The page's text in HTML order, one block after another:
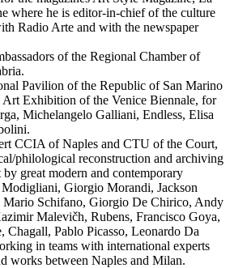
where he is editor-in-chief of the culture
Radio Arte and with the newspaper
of the Regional Chamber of
Pavilion of the Republic of San Marino
Exhibition of the Venice Biennale, for
Michelangelo Galliani, Endless, Elisa
CCIA of Naples and CTU of the Court,
philological reconstruction and archiving
great modern and contemporary
Modigliani, Giorgio Morandi, Jackson
Schifano, Giorgio De Chirico, Andy
Malevičh, Rubens, Francisco Goya,
Chagall, Pablo Picasso, Leonardo Da
in teams with international experts
works between Naples and Milan.